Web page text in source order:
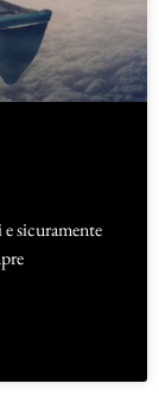
sicuramente